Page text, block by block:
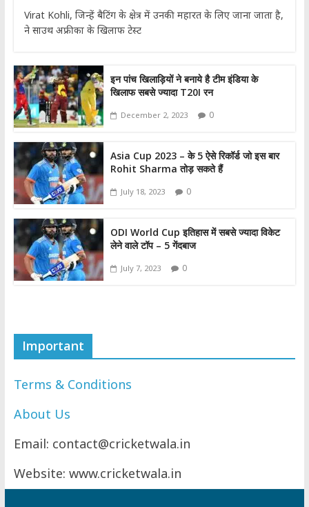
Virat Kohli, जिन्हें बैटिंग के क्षेत्र में उनकी महारत के लिए जाना जाता है,
ने साउथ अफ्रीका के खिलाफ टेस्ट
इन पांच खिलाड़ियों ने बनाये है टीम इंडिया के
खिलाफ सबसे ज्यादा T20I रन
December 2, 2023 0
Asia Cup 2023 – के 5 ऐसे रिकॉर्ड जो इस बार
Rohit Sharma तोड़ सकते हैं
July 18, 2023 0
ODI World Cup इतिहास में सबसे ज्यादा विकेट
लेने वाले टॉप – 5 गेंदबाज
July 7, 2023 0
Important
Terms & Conditions
About Us
Email: contact@cricketwala.in
Website: www.cricketwala.in